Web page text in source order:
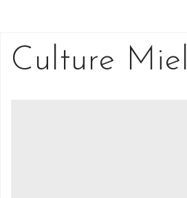
Culture Miel